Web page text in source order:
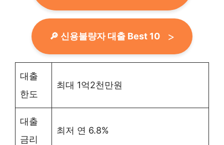
🔎 신용불량자 대출 Best 10
대출
한도
최대 1억2천만원
대출
금리
최저 연 6.8%